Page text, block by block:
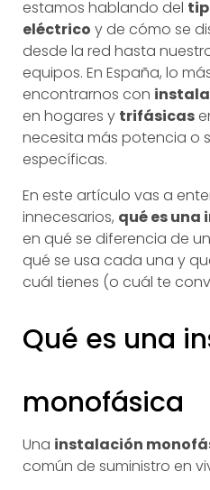
estamos hablando del
eléctrico y de cómo se
desde la red hasta
equipos. En España, lo
encontrarnos con
en hogares y trifásicas
necesita más potencia o
específicas.
En este artículo vas a
innecesarios, qué es
en qué se diferencia de
qué se usa cada una y
cuál tienes (o cuál te
Qué es una
monofásica
Una instalación
común de suministro en